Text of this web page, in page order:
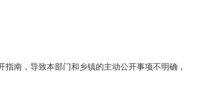
南，导致本部门和乡镇的主动公开事项不明确，